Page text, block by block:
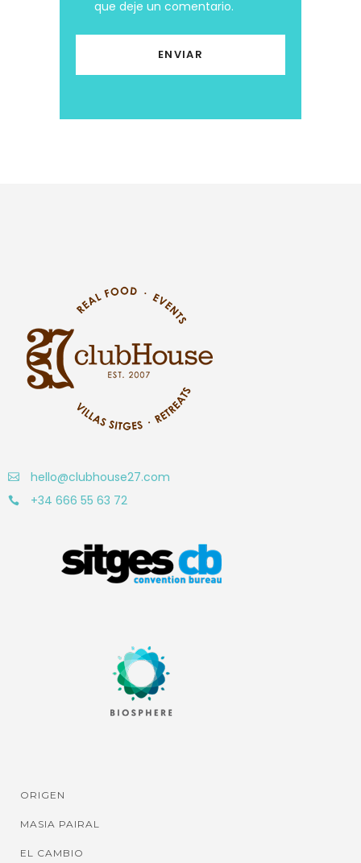
que deje un comentario.
hello@clubhouse27.com
+34 666 55 63 72
ORIGEN
MASIA PAIRAL
EL CAMBIO